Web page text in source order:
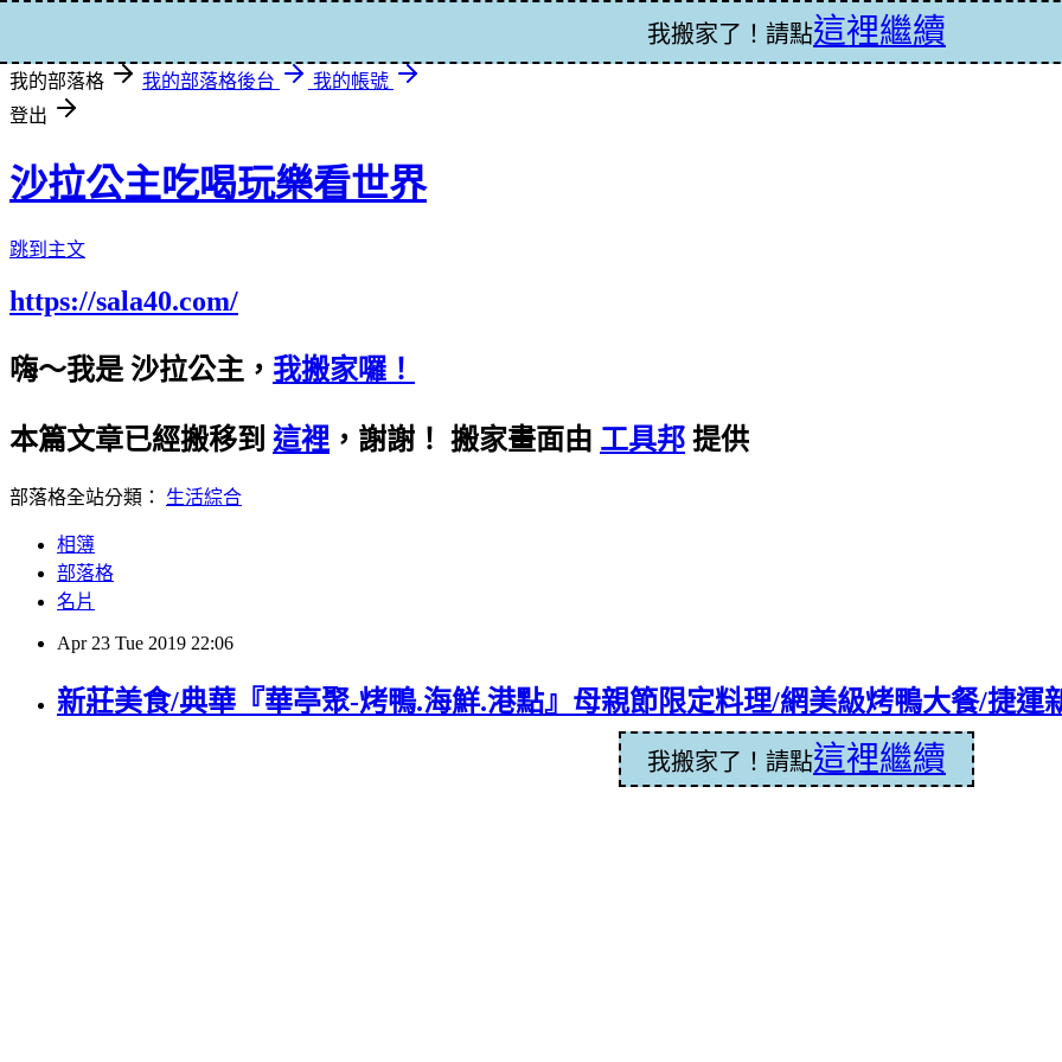
我的部落格 我的部落格後台
我的帳號
登出
沙拉公主吃喝玩樂看世界
跳到主文
https://sala40.com/
嗨～我是 沙拉公主， 我搬家囉！
本篇文章已經搬移到 這裡 ，謝謝！ 搬家畫面由 工具邦 提供
部落格全站分類： 生活綜合
相簿
部落格
名片
Apr 23 Tue 2019 22:06
新莊美食/典華『華亭聚-烤鴨.海鮮.港點』母親節限定料理/網美級烤鴨大餐/捷運
我搬家了！請點這裡繼續
我搬家了！請點這裡繼續